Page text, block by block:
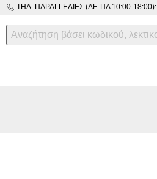
ΤΗΛ. ΠΑΡΑΓΓΕΛΊΕΣ (ΔΕ-ΠΑ 10:00-18:00):